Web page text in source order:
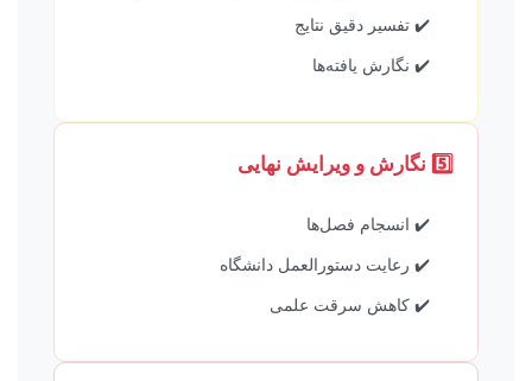
✔️ تفسیر دقیق نتایج
✔️ نگارش یافته‌ها
5️⃣ نگارش و ویرایش نهایی
✔️ انسجام فصل‌ها
✔️ رعایت دستورالعمل دانشگاه
✔️ کاهش سرقت علمی